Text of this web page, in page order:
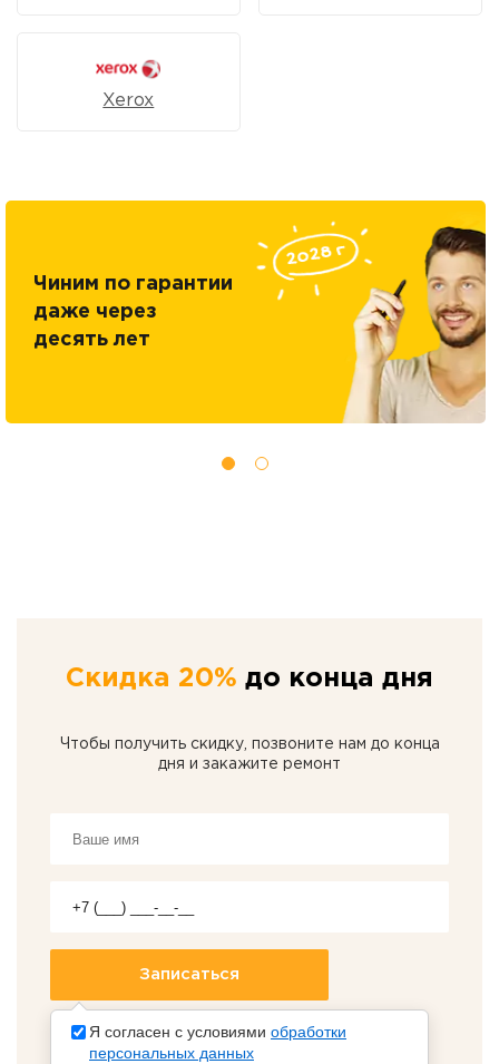
Xerox
Чиним по гарантии
даже через
десять лет
Скидка 20% до конца дня
Чтобы получить скидку, позвоните нам до конца
дня и закажите ремонт
Я согласен с условиями обработки
персональных данных